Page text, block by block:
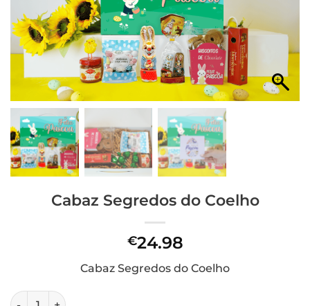
Cabaz Segredos do Coelho
€24.98
Cabaz Segredos do Coelho
Quantidade de Cabaz Segredos do Coelho